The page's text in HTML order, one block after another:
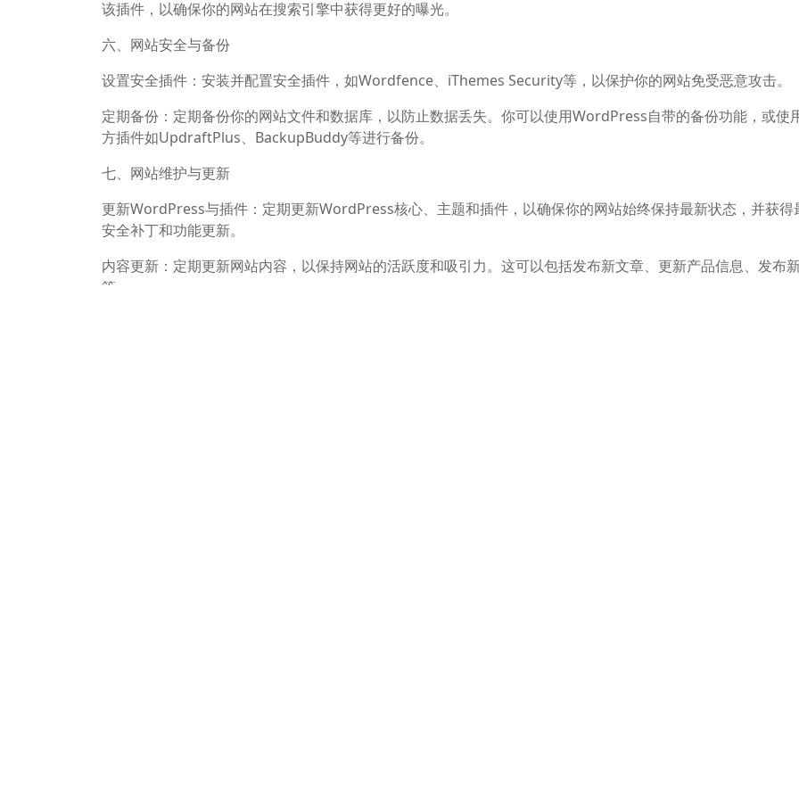
该插件，以确保你的网站在搜索引擎中获得更好的曝光。
六、网站安全与备份
设置安全插件：安装并配置安全插件，如Wordfence、iThemes Security等，以保护你的网站免受恶意攻击。
定期备份：定期备份你的网站文件和数据库，以防止数据丢失。你可以使用WordPress自带的备份功能，或使
方插件如UpdraftPlus、BackupBuddy等进行备份。
七、网站维护与更新
更新WordPress与插件：定期更新WordPress核心、主题和插件，以确保你的网站始终保持最新状态，并获得
安全补丁和功能更新。
内容更新：定期更新网站内容，以保持网站的活跃度和吸引力。这可以包括发布新文章、更新产品信息、发布
等。